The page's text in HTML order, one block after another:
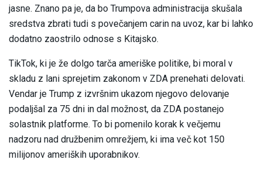
jasne. Znano pa je, da bo Trumpova administracija skušala
sredstva zbrati tudi s povečanjem carin na uvoz, kar bi lahko
dodatno zaostrilo odnose s Kitajsko.
TikTok, ki je že dolgo tarča ameriške politike, bi moral v
skladu z lani sprejetim zakonom v ZDA prenehati delovati.
Vendar je Trump z izvršnim ukazom njegovo delovanje
podaljšal za 75 dni in dal možnost, da ZDA postanejo
solastnik platforme. To bi pomenilo korak k večjemu
nadzoru nad družbenim omrežjem, ki ima več kot 150
milijonov ameriških uporabnikov.